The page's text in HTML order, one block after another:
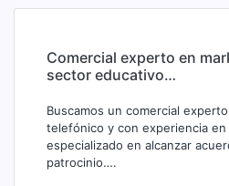
Comercial experto en
sector educativo…
Buscamos un comercial
telefónico y con experiencia
especializado en alcanzar
patrocinio….